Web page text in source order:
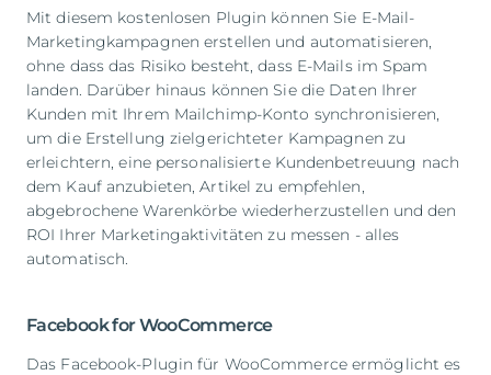
Mit diesem kostenlosen Plugin können Sie E-Mail-
Marketingkampagnen erstellen und automatisieren,
ohne dass das Risiko besteht, dass E-Mails im Spam
landen. Darüber hinaus können Sie die Daten Ihrer
Kunden mit Ihrem Mailchimp-Konto synchronisieren,
um die Erstellung zielgerichteter Kampagnen zu
erleichtern, eine personalisierte Kundenbetreuung nach
dem Kauf anzubieten, Artikel zu empfehlen,
abgebrochene Warenkörbe wiederherzustellen und den
ROI Ihrer Marketingaktivitäten zu messen - alles
automatisch.
Facebook for WooCommerce
Das Facebook-Plugin für WooCommerce ermöglicht es